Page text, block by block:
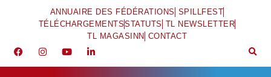
ANNUAIRE DES FÉDÉRATIONS SPILLFEST
TÉLÉCHARGEMENTSSTATUTS TL NEWSLETTER
TL MAGASINN CONTACT